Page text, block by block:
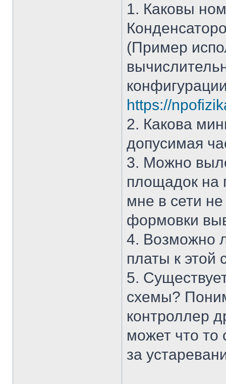
1. Каковы
(Пример
https://
2. Какова
допусимая
3. Можно
площадок на
мне в сети
формовки
4. Возможно
платы к этой
5.
схемы?
контроллер
может что
за